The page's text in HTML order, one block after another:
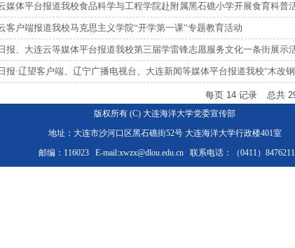
媒体平台报道我校食品科学与工程学院赴附属黑石礁小学开展食育科普
客户端报道我校马克思主义学院“开学第一课”专题教育活动
报、大连云等媒体平台报道我校第三届学雷锋志愿服务文化一条街展示
报·辽望客户端、辽宁广播电视台、大连新闻等媒体平台报道我校"木改
每页 14 记录 总共
版权所有 (C) 大连海洋大学党委宣传部
地址：大连市沙河口区黑石礁街52号 大连海洋大学行政楼401室
邮编：116023 E-mail:xwzx@dlou.edu.cn 联系电话：（0411）